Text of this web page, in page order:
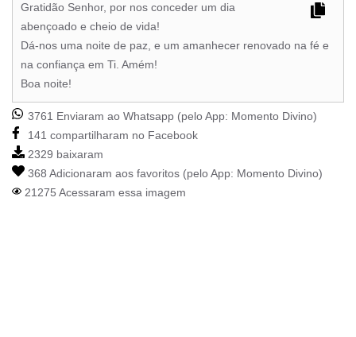
Gratidão Senhor, por nos conceder um dia
abençoado e cheio de vida!
Dá-nos uma noite de paz, e um amanhecer renovado na fé e
na confiança em Ti. Amém!
Boa noite!
3761 Enviaram ao Whatsapp (pelo App: Momento Divino)
141 compartilharam no Facebook
2329 baixaram
368 Adicionaram aos favoritos (pelo App: Momento Divino)
21275 Acessaram essa imagem